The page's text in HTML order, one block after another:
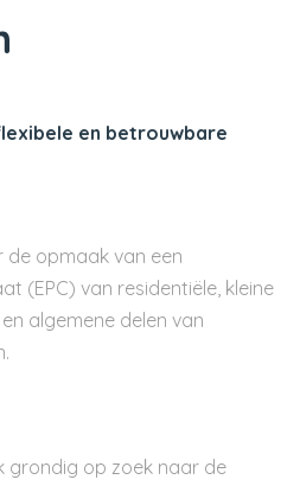
en betrouwbare
de opmaak van een
(EPC) van residentiële, kleine
algemene delen van
grondig op zoek naar de